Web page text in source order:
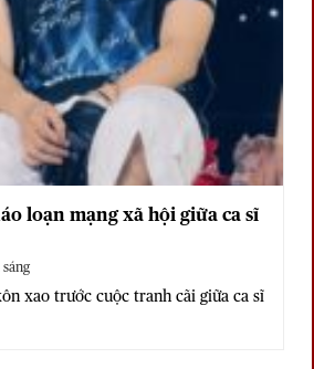
loạn mạng xã hội giữa ca sĩ
xao trước cuộc tranh cãi giữa ca sĩ